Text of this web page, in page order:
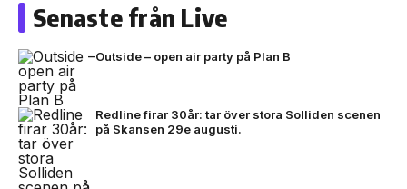
Senaste från Live
Outside – open air party på Plan B
Redline firar 30år: tar över stora Solliden scenen
på Skansen 29e augusti.